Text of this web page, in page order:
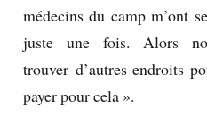
médecins du camp m’ont
juste une fois. Alors
trouverd’autres endroits
payer pour cela ».